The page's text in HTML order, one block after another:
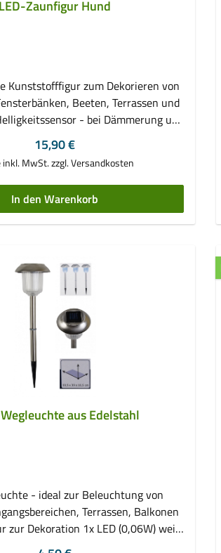
LED-Zaunfigur Hund
Kunststofffigur zum Dekorieren von
Beeten, Terrassen und
- bei Dämmerung und
die Augen an zu leuchten. •
Kunststoff • mit 2 LED-Lämpchen
• Leuchtfarbe: kaltweiß •
Akku (1x 1,2V AA
• solarbetrieben - Akku wird bei
automatisch geladen
und Dunkelheit automatisch
• An-/Ausschalter • zum
(Beete, Fensterbänke etc.) oder
etc.) • Maße (DxH): ca. 11
(DxH): ca. 8,5 x 9,5cm
Regulärer Preis:
15,90 €
inkl. MwSt. zzgl. Versandkosten
In den Warenkorb
aus Edelstahl
- ideal zur Beleuchtung von
Terrassen, Balkonen
zur Dekoration 1x LED (0,06W) weiß
mit Erdspieß , 30,5 cm ohne Erdspieß